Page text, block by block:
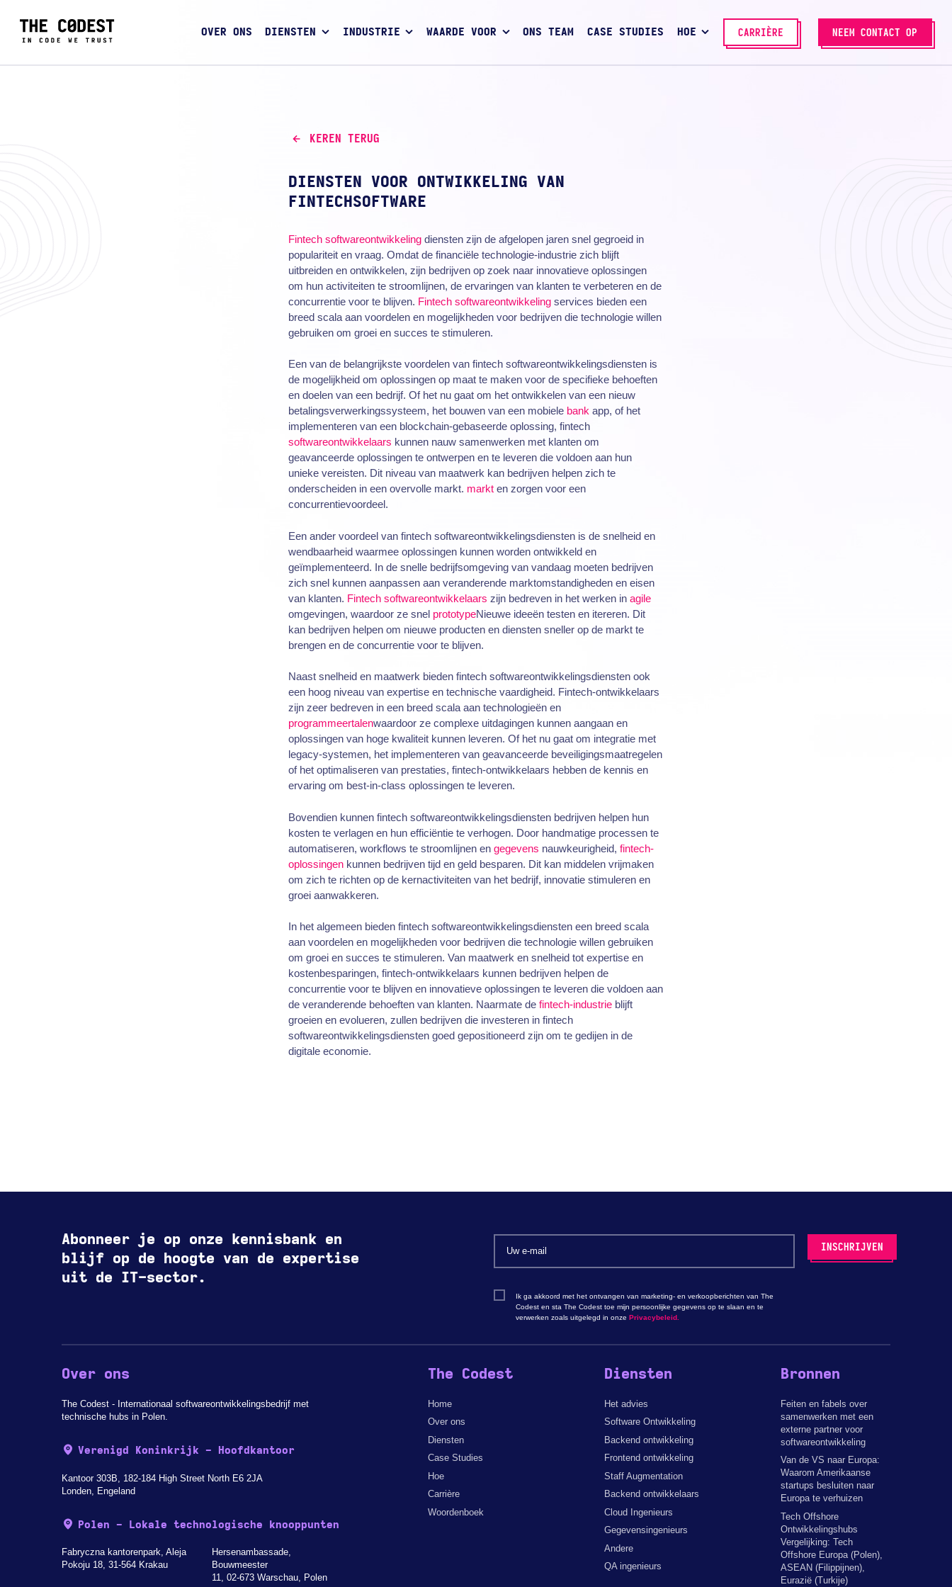
OVER ONS DIENSTEN INDUSTRIE WAARDE VOOR ONS TEAM CASE STUDIES HOE CARRIÈRE NEEM CONTACT OP
KEREN TERUG
DIENSTEN VOOR ONTWIKKELING VAN
FINTECHSOFTWARE
Fintech softwareontwikkelingdiensten zijn de afgelopen jaren snel gegroeid in
populariteit en vraag. Omdat de financiële technologie-industrie zich blijft
uitbreiden en ontwikkelen, zijn bedrijven op zoek naar innovatieve oplossingen
om hun activiteiten te stroomlijnen, de ervaringen van klanten te verbeteren en de
concurrentie voor te blijven. Fintech softwareontwikkelingservices bieden een
breed scala aan voordelen en mogelijkheden voor bedrijven die technologie willen
gebruiken om groei en succes te stimuleren.
Een van de belangrijkste voordelen van fintech softwareontwikkelingsdiensten is
de mogelijkheid om oplossingen op maat te maken voor de specifieke behoeften
en doelen van een bedrijf. Of het nu gaat om het ontwikkelen van een nieuw
betalingsverwerkingssysteem, het bouwen van een mobiele bank app, of het
implementeren van een blockchain-gebaseerde oplossing, fintech
softwareontwikkelaars kunnen nauw samenwerken met klanten om
geavanceerde oplossingen te ontwerpen en te leveren die voldoen aan hun
unieke vereisten. Dit niveau van maatwerk kan bedrijven helpen zich te
onderscheiden in een overvolle markt. markten zorgen voor een
concurrentievoordeel.
Een ander voordeel van fintech softwareontwikkelingsdiensten is de snelheid en
wendbaarheid waarmee oplossingen kunnen worden ontwikkeld en
geïmplementeerd. In de snelle bedrijfsomgeving van vandaag moeten bedrijven
zich snel kunnen aanpassen aan veranderende marktomstandigheden en eisen
van klanten. Fintech softwareontwikkelaars zijn bedreven in het werken in agile
omgevingen, waardoor ze snel prototypeNieuwe ideeën testen en itereren. Dit
kan bedrijven helpen om nieuwe producten en diensten sneller op de markt te
brengen en de concurrentie voor te blijven.
Naast snelheid en maatwerk bieden fintech softwareontwikkelingsdiensten ook
een hoog niveau van expertise en technische vaardigheid. Fintech-ontwikkelaars
zijn zeer bedreven in een breed scala aan technologieën en
programmeertalenwaardoor ze complexe uitdagingen kunnen aangaan en
oplossingen van hoge kwaliteit kunnen leveren. Of het nu gaat om integratie met
legacy-systemen, het implementeren van geavanceerde beveiligingsmaatregelen
of het optimaliseren van prestaties, fintech-ontwikkelaars hebben de kennis en
ervaring om best-in-class oplossingen te leveren.
Bovendien kunnen fintech softwareontwikkelingsdiensten bedrijven helpen hun
kosten te verlagen en hun efficiëntie te verhogen. Door handmatige processen te
automatiseren, workflows te stroomlijnen en gegevens nauwkeurigheid, fintech-
oplossingenkunnen bedrijven tijd en geld besparen. Dit kan middelen vrijmaken
om zich te richten op de kernactiviteiten van het bedrijf, innovatie stimuleren en
groei aanwakkeren.
In het algemeen bieden fintech softwareontwikkelingsdiensten een breed scala
aan voordelen en mogelijkheden voor bedrijven die technologie willen gebruiken
om groei en succes te stimuleren. Van maatwerk en snelheid tot expertise en
kostenbesparingen, fintech-ontwikkelaars kunnen bedrijven helpen de
concurrentie voor te blijven en innovatieve oplossingen te leveren die voldoen aan
de veranderende behoeften van klanten. Naarmate de fintech-industrieblijft
groeien en evolueren, zullen bedrijven die investeren in fintech
softwareontwikkelingsdiensten goed gepositioneerd zijn om te gedijen in de
digitale economie.
Abonneer je op onze kennisbank en
blijf op de hoogte van de expertise
uit de IT-sector.
Ik ga akkoord met het ontvangen van marketing- en verkoopberichten van The
Codest en sta The Codest toe mijn persoonlijke gegevens op te slaan en te
verwerken zoals uitgelegd in onzePrivacybeleid.
Over ons
The Codest - Internationaal softwareontwikkelingsbedrijf met
technische hubs in Polen.
Verenigd Koninkrijk - Hoofdkantoor
Kantoor 303B, 182-184 High Street North E6 2JA
Londen, Engeland
Polen - Lokale technologische knooppunten
Fabryczna kantorenpark, Aleja
Pokoju 18, 31-564 Krakau
Hersenambassade,
Bouwmeester
11, 02-673 Warschau, Polen
The Codest
Home
Over ons
Diensten
Case Studies
Hoe
Carrière
Woordenboek
Diensten
Het advies
Software Ontwikkeling
Backend ontwikkeling
Frontend ontwikkeling
Staff Augmentation
Backend ontwikkelaars
Cloud Ingenieurs
Gegevensingenieurs
Andere
QA ingenieurs
Bronnen
Feiten en fabels over
samenwerken met een
externe partner voor
softwareontwikkeling
Van de VS naar Europa:
Waarom Amerikaanse
startups besluiten naar
Europa te verhuizen
Tech Offshore
Ontwikkelingshubs
Vergelijking: Tech
Offshore Europa (Polen),
ASEAN (Filippijnen),
Eurazië (Turkije)